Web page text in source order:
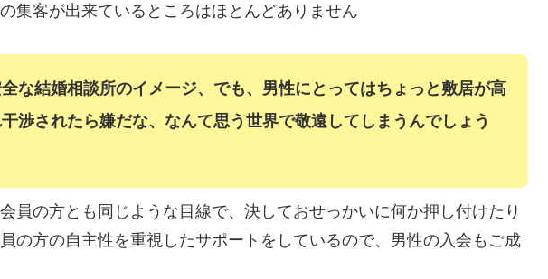
集客が出来ているところはほとんどありません
な結婚相談所のイメージ、でも、男性にとってはちょっと敷居が高
渉されたら嫌だな、なんて思う世界で敬遠してしまうんでしょう
員の方とも同じような目線で、決しておせっかいに何か押し付けたり
の方の自主性を重視したサポートをしているので、男性の入会もご成